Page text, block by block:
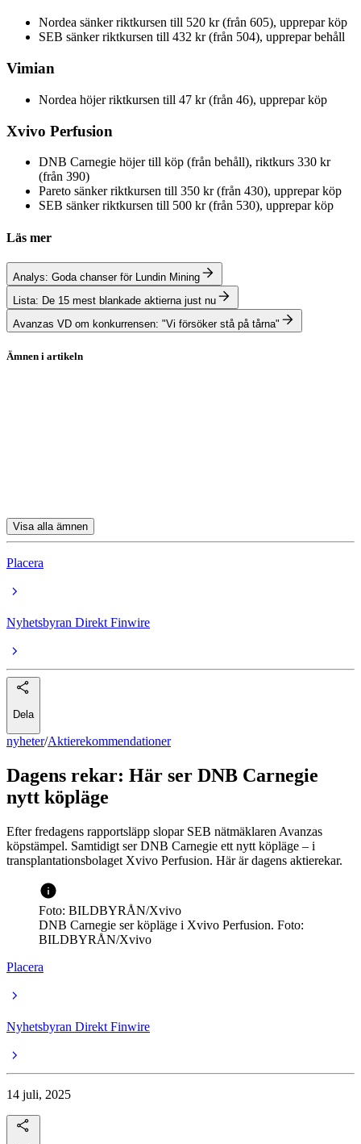
Nordea sänker riktkursen till 520 kr (från 605), upprepar köp
SEB sänker riktkursen till 432 kr (från 504), upprepar behåll
Vimian
Nordea höjer riktkursen till 47 kr (från 46), upprepar köp
Xvivo Perfusion
DNB Carnegie höjer till köp (från behåll), riktkurs 330 kr
(från 390)
Pareto sänker riktkursen till 350 kr (från 430), upprepar köp
SEB sänker riktkursen till 500 kr (från 530), upprepar köp
Läs mer
Analys: Goda chanser för Lundin Mining
Lista: De 15 mest blankade aktierna just nu
Avanzas VD om konkurrensen: "Vi försöker stå på tårna"
Ämnen i artikeln
Visa alla ämnen
Placera
Nyhetsbyran Direkt Finwire
Dela
nyheter/Aktierekommendationer
Dagens rekar: Här ser DNB Carnegie
nytt köpläge
Efter fredagens rapportsläpp slopar SEB nätmäklaren Avanzas
köpstämpel. Samtidigt ser DNB Carnegie ett nytt köpläge – i
transplantationsbolaget Xvivo Perfusion. Här är dagens aktierekar.
Foto: BILDBYRÅN/Xvivo
DNB Carnegie ser köpläge i Xvivo Perfusion. Foto:
BILDBYRÅN/Xvivo
Placera
Nyhetsbyran Direkt Finwire
14 juli, 2025